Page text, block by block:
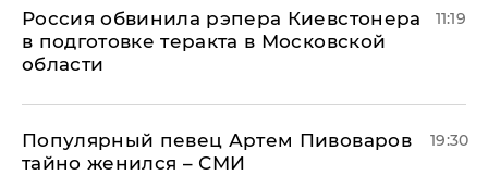
Россия обвинила рэпера Киевстонера
в подготовке теракта в Московской
области
11:19
Популярный певец Артем Пивоваров
тайно женился – СМИ
19:30